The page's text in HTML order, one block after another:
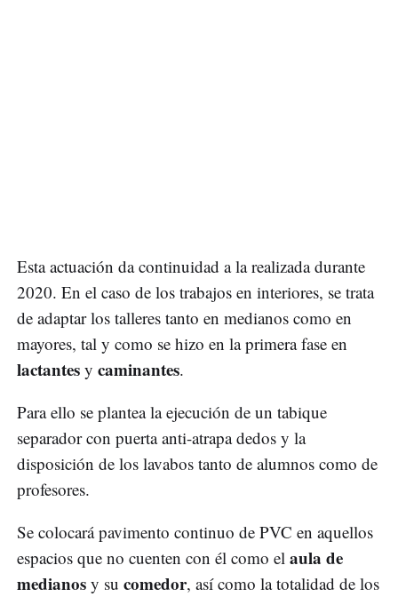
Esta actuación da continuidad a la realizada durante
2020. En el caso de los trabajos en interiores, se trata
de adaptar los talleres tanto en medianos como en
mayores, tal y como se hizo en la primera fase en
lactantes y caminantes.
Para ello se plantea la ejecución de un tabique
separador con puerta anti-atrapa dedos y la
disposición de los lavabos tanto de alumnos como de
profesores.
Se colocará pavimento continuo de PVC en aquellos
espacios que no cuenten con él como el aula de
medianos y su comedor, así como la totalidad de los